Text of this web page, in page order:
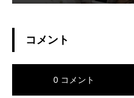
コメント
0 コメント